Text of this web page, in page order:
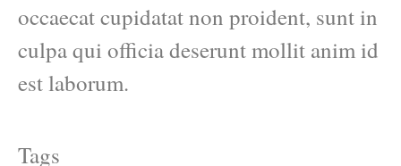
occaecat cupidatat non proident, sunt in
culpa qui officia deserunt mollit anim id
est laborum.
Tags